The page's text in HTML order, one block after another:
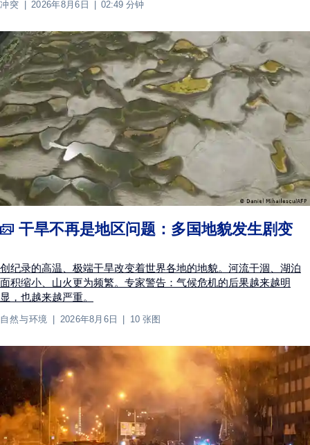
冲突 2026年8月6日 02:49 分钟
干旱不再是地区问题：多国地貌发生剧变
创纪录的高温、极端干旱改变着世界各地的地貌。河流干涸、湖泊
面积缩小、山火更为频繁。专家警告：气候危机的后果越来越明
显，也越来越严重。
自然与环境 2026年8月6日 10 张图